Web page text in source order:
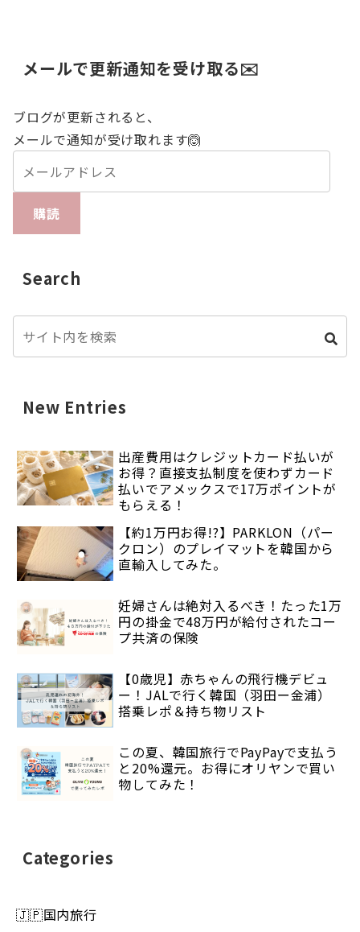
メールで更新通知を受け取る✉️
ブログが更新されると、
メールで通知が受け取れます🙆
購読
Search
New Entries
出産費用はクレジットカード払いが
お得？直接支払制度を使わずカード
払いでアメックスで17万ポイントが
もらえる！
【約1万円お得!?】PARKLON（パー
クロン）のプレイマットを韓国から
直輸入してみた。
妊婦さんは絶対入るべき！たった1万
円の掛金で48万円が給付されたコー
プ共済の保険
【0歳児】赤ちゃんの飛行機デビュ
ー！JALで行く韓国（羽田ー金浦）
搭乗レポ＆持ち物リスト
この夏、韓国旅行でPayPayで支払う
と20%還元。お得にオリヤンで買い
物してみた！
Categories
🇯🇵国内旅行